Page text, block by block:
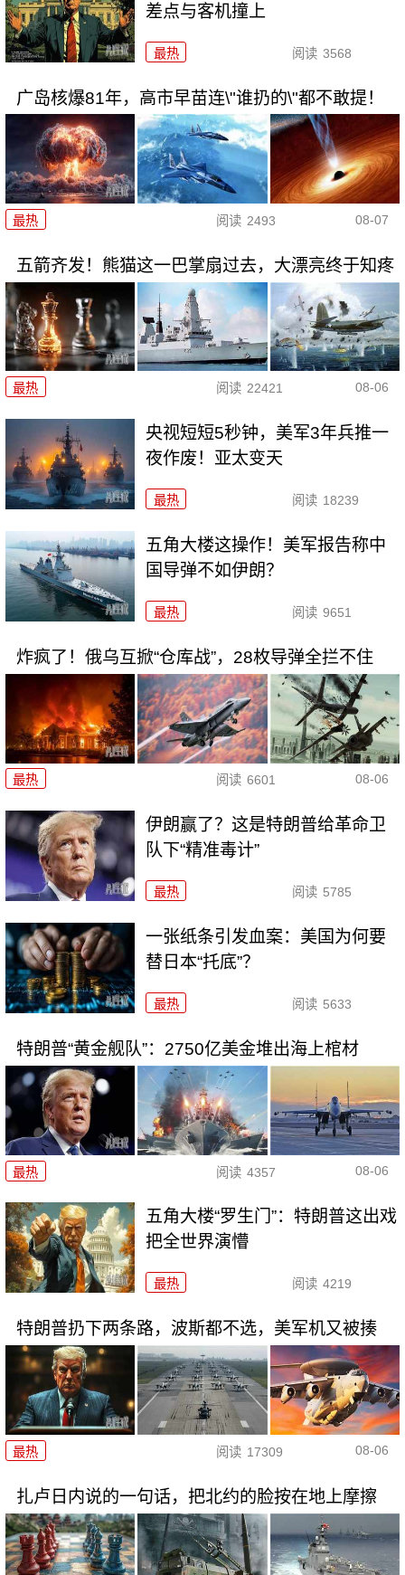
差点与客机撞上
最热 阅读 3568
广岛核爆81年，高市早苗连\"谁扔的\"都不敢提！
最热 阅读 2493 08-07
五箭齐发！熊猫这一巴掌扇过去，大漂亮终于知疼
最热 阅读 22421 08-06
央视短短5秒钟，美军3年兵推一
夜作废！亚太变天
最热 阅读 18239
五角大楼这操作！美军报告称中
国导弹不如伊朗？
最热 阅读 9651
炸疯了！俄乌互掀“仓库战”，28枚导弹全拦不住
最热 阅读 6601 08-06
伊朗赢了？这是特朗普给革命卫
队下“精准毒计”
最热 阅读 5785
一张纸条引发血案：美国为何要
替日本“托底”？
最热 阅读 5633
特朗普“黄金舰队”：2750亿美金堆出海上棺材
最热 阅读 4357 08-06
五角大楼“罗生门”：特朗普这出戏
把全世界演懵
最热 阅读 4219
特朗普扔下两条路，波斯都不选，美军机又被揍
最热 阅读 17309 08-06
扎卢日内说的一句话，把北约的脸按在地上摩擦